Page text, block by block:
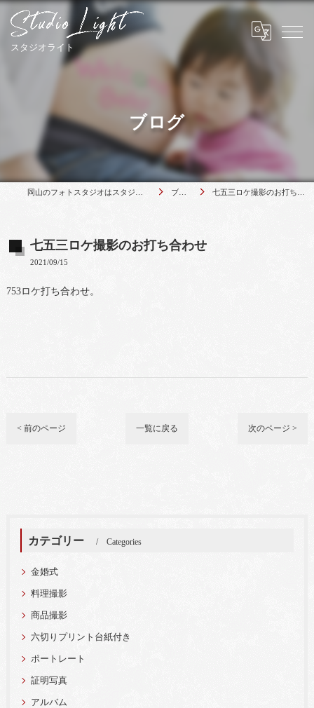
ブログ
ブログ 七五三ロケ撮影のお打ち合わせ
七五三ロケ撮影のお打ち合わせ
2021/09/15
753ロケ打ち合わせ。
< 前のページ 一覧に戻る 次のページ >
カテゴリー Categories
金婚式
料理撮影
商品撮影
六切りプリント台紙付き
ポートレート
証明写真
アルバム